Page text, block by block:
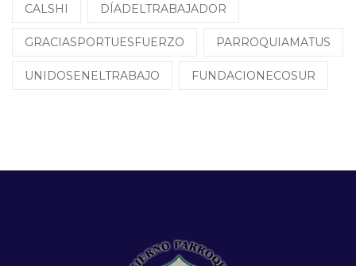
CALSHI DÍADELTRABAJADOR
GRACIASPORTUESFUERZO PARROQUIAMATUS
UNIDOSENELTRABAJO FUNDACIONECOSUR